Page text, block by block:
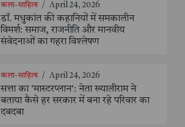
कला-साहित्य / April 24, 2026
डॉ. मधुकांत की कहानियों में समकालीन
विमर्श: समाज, राजनीति और मानवीय
संवेदनाओं का गहरा विश्लेषण
कला-साहित्य / April 24, 2026
सत्ता का 'मास्टरप्लान': नेता ख्यालीराम ने
बताया कैसे हर सरकार में बना रहे परिवार का
दबदबा